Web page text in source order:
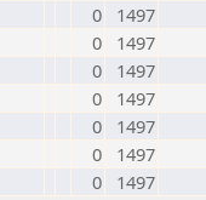
0
1497
0
1497
0
1497
0
1497
0
1497
0
1497
0 1497